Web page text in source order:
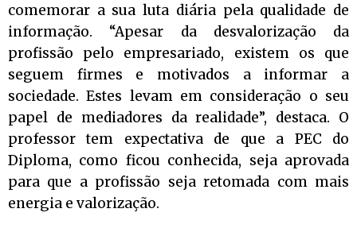
comemorar a sua luta diária pela qualidade de
informação. “Apesar da desvalorização da
profissão pelo empresariado, existem os que
seguem firmes e motivados a informar a
sociedade. Estes levam em consideração o seu
papel de mediadores da realidade”, destaca. O
professor tem expectativa de que a PEC do
Diploma, como ficou conhecida, seja aprovada
para que a profissão seja retomada com mais
energia e valorização.